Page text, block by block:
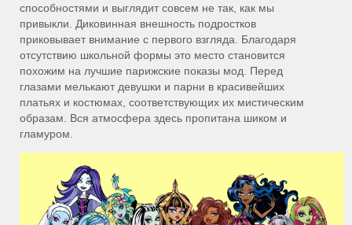
способностями и выглядит совсем не так, как мы
привыкли. Диковинная внешность подростков
приковывает внимание с первого взгляда. Благодаря
отсутствию школьной формы это место становится
похожим на лучшие парижские показы мод. Перед
глазами мелькают девушки и парни в красивейших
платьях и костюмах, соответствующих их мистическим
образам. Вся атмосфера здесь пропитана шиком и
гламуром.